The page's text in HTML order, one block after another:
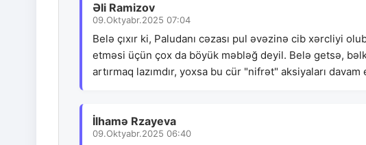
Əli Ramizov
09.Oktyabr.2025 07:04
Belə çıxır ki, Paludanı cəzası pul əvəzinə cib xərcliyi
etməsi üçün çox da böyük məbləğ deyil. Belə getsə,
artırmaq lazımdır, yoxsa bu cür "nifrət" aksiyaları davam
İlhamə Rzayeva
09.Oktyabr.2025 06:40